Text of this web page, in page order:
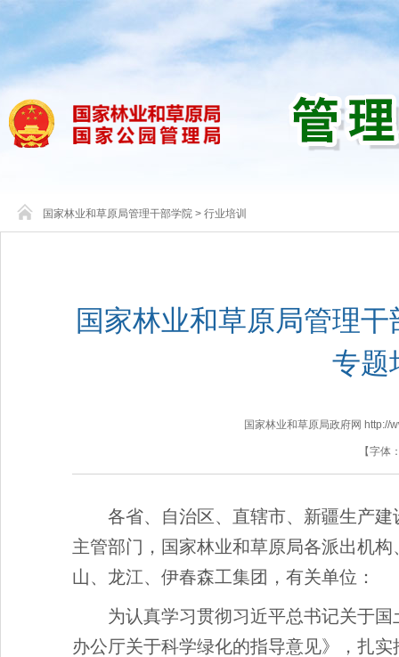
国家林业和草原局管理干部学院 > 行业培训
国家林业和草原局管理
专题
国家林业和草原局政府网 http://
【字体
各省、自治区、直辖市、新疆生产
主管部门，国家林业和草原局各派出机
山、龙江、伊春森工集团，有关单位：
为认真学习贯彻习近平总书记关于
办公厅关于科学绿化的指导意见》，扎